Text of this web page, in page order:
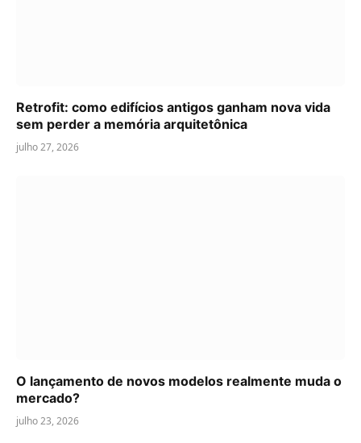
Retrofit: como edifícios antigos ganham nova vida
sem perder a memória arquitetônica
julho 27, 2026
O lançamento de novos modelos realmente muda o
mercado?
julho 23, 2026